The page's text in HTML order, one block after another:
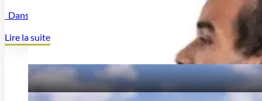
Dans l’univers des sacs à dos, le choix du litre est souvent un
Lire la suite